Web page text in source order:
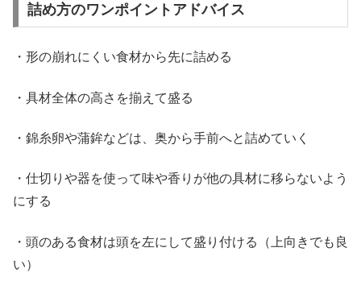
詰め方のワンポイントアドバイス
・形の崩れにくい食材から先に詰める
・具材全体の高さを揃えて盛る
・錦糸卵や蒲鉾などは、奥から手前へと詰めていく
・仕切りや器を使って味や香りが他の具材に移らないよう
にする
・頭のある食材は頭を左にして盛り付ける（上向きでも良
い）